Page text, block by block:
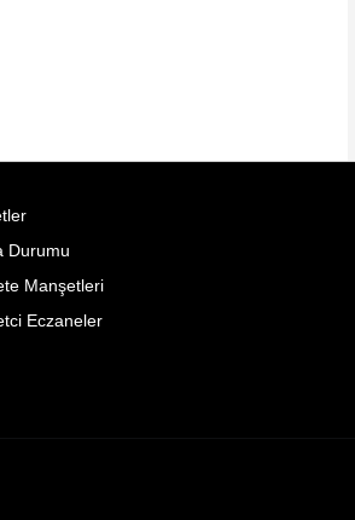
Durumu
Manşetleri
Eczaneler